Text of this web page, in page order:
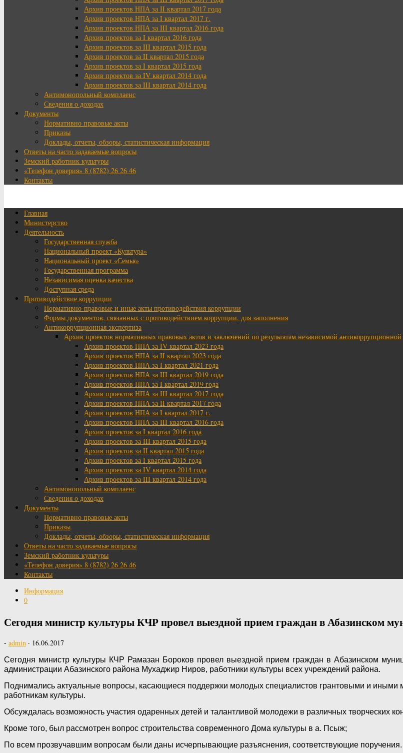
Архив проектов НПА за II квартал 2017 года
Архив проектов НПА за I квартал 2017 г.
Архив проектов НПА за III квартал 2016 года
Архив проектов за I квартал 2016 года
Архив проектов за III квартал 2015 года
Архив проектов за II квартал 2015 года
Архив проектов за I квартал 2015 года
Архив проектов за IV квартал 2014 года
Архив проектов за III квартал 2014 года
Антимонопольный комплаенс
Сведения о доходах
Документы
Нормативно правовые акты
Приказы
Доклады, отчеты, обзоры, статистическая информация
Ответы на часто задаваемые вопросы
Земский работник культуры
«Телефон доверия» 8 (8782) 26 26 46
Контакты
Главная
Министерство
Деятельность
Государственная служба
Национальный проект «Культура»
Национальный проект «Семья»
Государственная программа
Независимая оценка качества
Доступная среда
Противодействие коррупции
Нормативно-правовые и иные акты противодействия коррупции
Формы документов, связанных с противодействием коррупции, для заполнения
Антикоррупционная экспертиза
Архив проектов нормативных правовых актов и заключений по результатам независимой антикоррупционной
Архив проектов НПА за IV квартал 2023 года
Архив проектов НПА за II квартал 2023 года
Архив проектов НПА за I квартал 2021 года
Архив проектов НПА за III квартал 2019 года
Архив проектов НПА за I квартал 2019 года
Архив проектов НПА за III квартал 2017 года
Архив проектов НПА за II квартал 2017 года
Архив проектов НПА за I квартал 2017 г.
Архив проектов НПА за III квартал 2016 года
Архив проектов за I квартал 2016 года
Архив проектов за III квартал 2015 года
Архив проектов за II квартал 2015 года
Архив проектов за I квартал 2015 года
Архив проектов за IV квартал 2014 года
Архив проектов за III квартал 2014 года
Антимонопольный комплаенс
Сведения о доходах
Документы
Нормативно правовые акты
Приказы
Доклады, отчеты, обзоры, статистическая информация
Ответы на часто задаваемые вопросы
Земский работник культуры
«Телефон доверия» 8 (8782) 26 26 46
Контакты
Информация
0
Сегодня министр культуры КЧР провел выездной прием граждан в Абазинском
- admin · 16.06.2017
Сегодня министр культуры КЧР Рамазан Бороков провел выездной прием граждан в Абазинском
администрации Абазинского района Мухаджир Ниров, работники культуры всех учреждений района.
Поднимались актуальные вопросы, касающиеся поддержки молодых специалистов грантовыми и иными
работникам культуры.
Обсуждалась возможность участия одаренных детей и талантливой молодежи в различных творческих
Кроме того, был рассмотрен вопрос строительства современного Дома культуры в а. Псыж;
По всем прозвучавшим вопросам были даны исчерпывающие разъяснения, соответствующие поручения.